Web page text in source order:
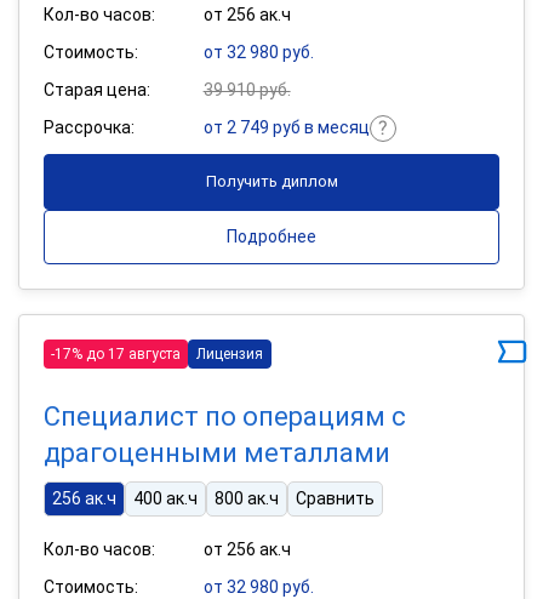
Кол-во часов:
от 256 ак.ч
Стоимость:
от 32 980 руб.
Старая цена:
39 910 руб.
Рассрочка:
от 2 749 руб в месяц
Получить диплом
Подробнее
-17% до 17 августа Лицензия
Специалист по операциям с
драгоценными металлами
256 ак.ч 400 ак.ч 800 ак.ч Сравнить
Кол-во часов:
от 256 ак.ч
Стоимость:
от 32 980 руб.